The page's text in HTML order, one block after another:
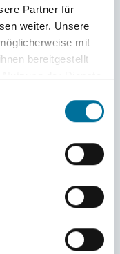
Partner für
weiter. Unsere
mit
bereitgestellt